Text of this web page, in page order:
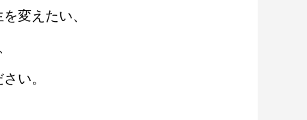
変えたい、
い。